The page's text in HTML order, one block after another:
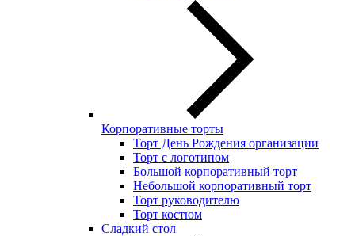
Корпоративные торты
Торт День Рождения организации
Торт с логотипом
Большой корпоративный торт
Небольшой корпоративный торт
Торт руководителю
Торт костюм
Сладкий стол